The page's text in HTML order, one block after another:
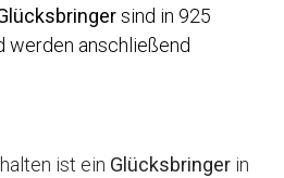
sind in 925
werden anschließend
ist ein Glücksbringer in